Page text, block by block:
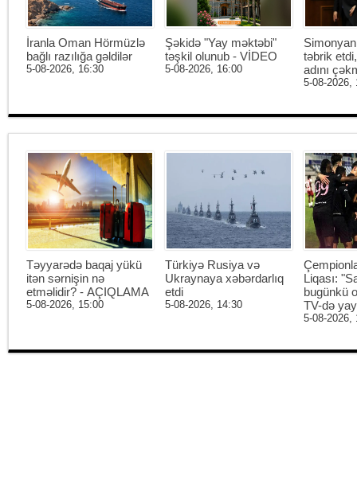
İranla Oman Hörmüzlə
bağlı razılığa gəldilər
5-08-2026, 16:30
Şəkidə "Yay məktəbi"
təşkil olunub - VİDEO
5-08-2026, 16:00
təbrik
adını
5-08-2026,
Təyyarədə baqaj yükü
itən sərnişin nə
etməlidir? - AÇIQLAMA
5-08-2026, 15:00
Türkiyə Rusiya və
Ukraynaya xəbərdarlıq
etdi
5-08-2026, 14:30
Liqası:
bugünkü
TV-də
5-08-2026,